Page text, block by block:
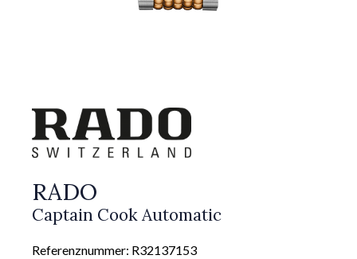
RADO
Captain Cook Automatic
Referenznummer: R32137153